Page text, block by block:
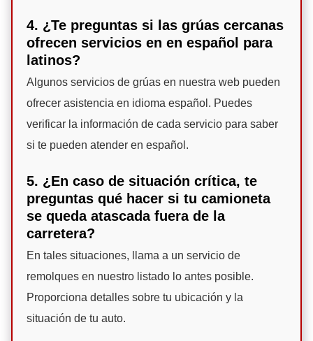
4. ¿Te preguntas si las grúas cercanas
ofrecen servicios en en español para
latinos?
Algunos servicios de grúas en nuestra web pueden
ofrecer asistencia en idioma español. Puedes
verificar la información de cada servicio para saber
si te pueden atender en español.
5. ¿En caso de situación crítica, te
preguntas qué hacer si tu camioneta
se queda atascada fuera de la
carretera?
En tales situaciones, llama a un servicio de
remolques en nuestro listado lo antes posible.
Proporciona detalles sobre tu ubicación y la
situación de tu auto.